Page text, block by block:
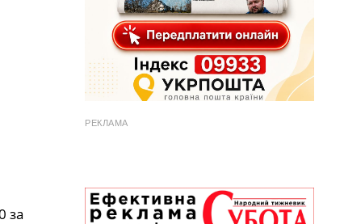
за
РЕКЛАМА